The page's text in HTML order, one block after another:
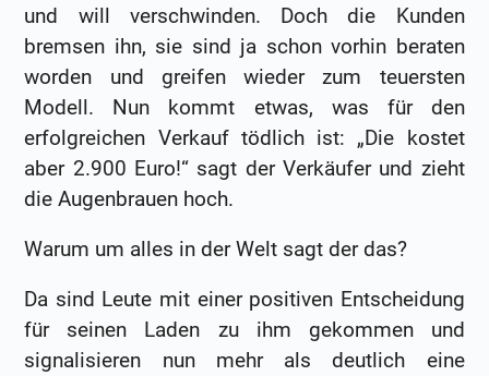
und will verschwinden. Doch die Kunden
bremsen ihn, sie sind ja schon vorhin beraten
worden und greifen wieder zum teuersten
Modell. Nun kommt etwas, was für den
erfolgreichen Verkauf tödlich ist: „Die kostet
aber 2.900 Euro!“ sagt der Verkäufer und zieht
die Augenbrauen hoch.
Warum um alles in der Welt sagt der das?
Da sind Leute mit einer positiven Entscheidung
für seinen Laden zu ihm gekommen und
signalisieren nun mehr als deutlich eine